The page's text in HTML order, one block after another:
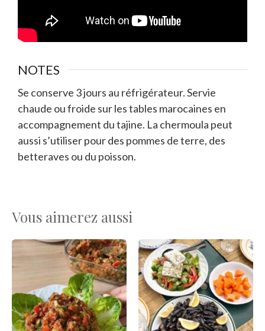
NOTES
Se conserve 3 jours au réfrigérateur. Servie
chaude ou froide sur les tables marocaines en
accompagnement du tajine. La chermoula peut
aussi s’utiliser pour des pommes de terre, des
betteraves ou du poisson.
Vous aimerez aussi